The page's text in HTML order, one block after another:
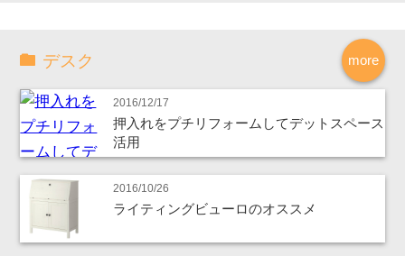
more
デスク
2016/12/17
押入れをプチリフォームしてデットスペース
活用
2016/10/26
ライティングビューロのオススメ